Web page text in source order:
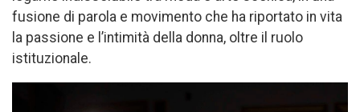
fusione di parola e movimento che ha riportato in vita
la passione e l’intimità della donna, oltre il ruolo
istituzionale.